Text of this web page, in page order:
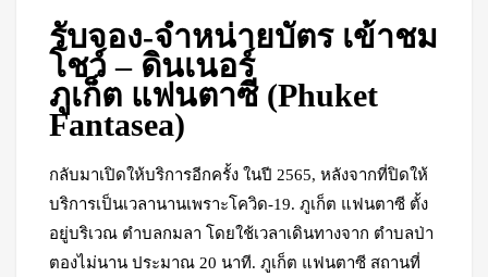
รับจอง-จำหน่ายบัตร เข้าชม
โชว์ – ดินเนอร์
ภูเก็ต แฟนตาซี (Phuket
Fantasea)
กลับมาเปิดให้บริการอีกครั้ง ในปี 2565, หลังจากที่ปิดให้
บริการเป็นเวลานานเพราะโควิด-19. ภูเก็ต แฟนตาซี ตั้ง
อยู่บริเวณ ตำบลกมลา โดยใช้เวลาเดินทางจาก ตำบลป่า
ตองไม่นาน ประมาณ 20 นาที. ภูเก็ต แฟนตาซี สถานที่